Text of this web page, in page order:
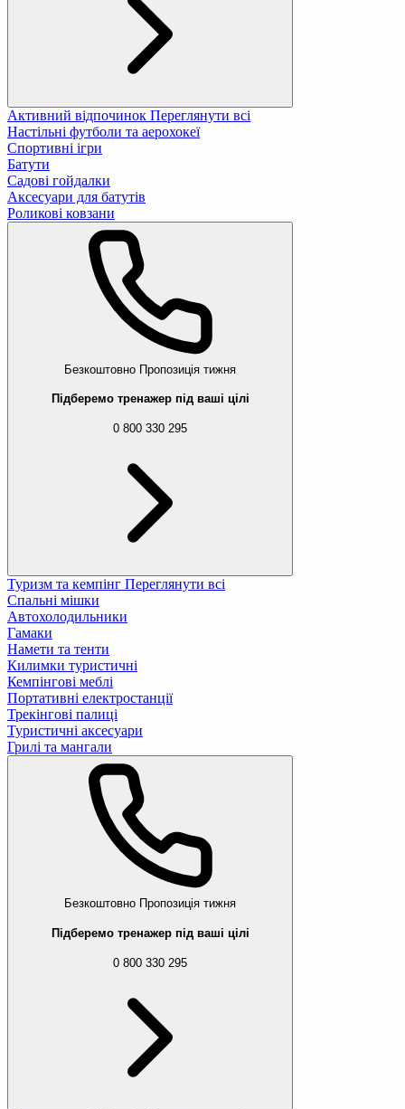
Активний відпочинок Переглянути всі
Настільні футболи та аерохокеї
Спортивні ігри
Батути
Садові гойдалки
Аксесуари для батутів
Роликові ковзани
Безкоштовно Пропозиція тижня
Підберемо тренажер під ваші цілі
0 800 330 295
Туризм та кемпінг Переглянути всі
Спальні мішки
Автохолодильники
Гамаки
Намети та тенти
Килимки туристичні
Кемпінгові меблі
Портативні електростанції
Трекінгові палиці
Туристичні аксесуари
Грилі та мангали
Безкоштовно Пропозиція тижня
Підберемо тренажер під ваші цілі
0 800 330 295